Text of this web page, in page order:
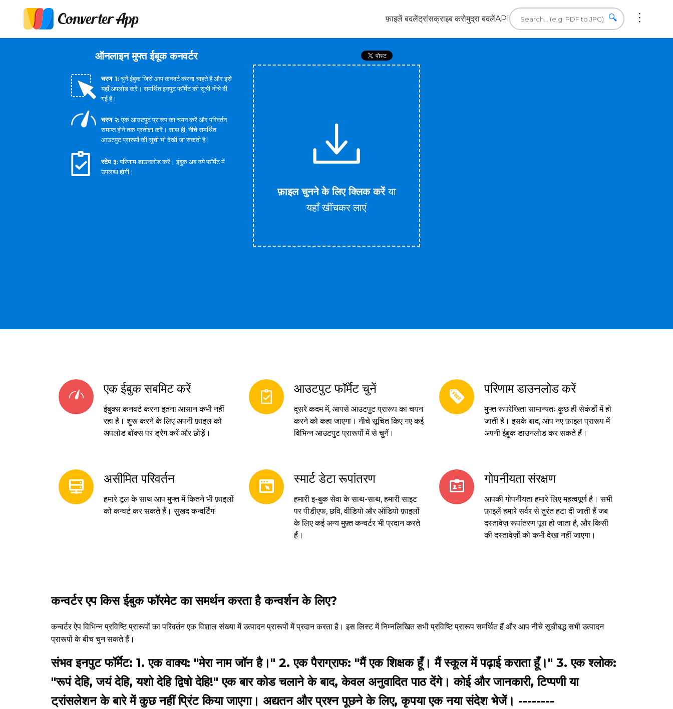
फ़ाइलें बदलेंट्रांसक्राइब करोमुद्रा बदलेंAPI 🔍
ऑनलाइन मुफ्त ईबूक कनवर्टर
चरण 1: चुनें ईबुक जिसे आप कनवर्ट करना चाहते हैं और इसे
यहाँ अपलोड करें। समर्थित इनपुट फॉर्मेट की सूची नीचे दी
गई है।
चरण २: एक आउटपुट प्रारूप का चयन करें और परिवर्तन
समाप्त होने तक प्रतीक्षा करें। साथ ही, नीचे समर्थित
आउटपुट प्रारूपों की सूची भी देखी जा सकती है।
स्टेप ३: परिणाम डाउनलोड करें। ईबुक अब नये फॉर्मेट में
उपलब्ध होगी।
फ़ाइल चुनने के लिए क्लिक करेंया
यहाँ खींचकर लाएं
एक ईबुक सबमिट करें
ईबुक्स कनवर्ट करना इतना आसान कभी नहीं
रहा है। शुरू करने के लिए अपनी फ़ाइल को
अपलोड बॉक्स पर ड्रैग करें और छोड़ें।
आउटपुट फॉर्मेट चुनें
दूसरे कदम में, आपसे आउटपुट प्रारूप का चयन
करने को कहा जाएगा। नीचे सूचित किए गए कई
विभिन्न आउटपुट प्रारूपों में से चुनें।
परिणाम डाउनलोड करें
मुफ्त रूपरेखिता सामान्यतः कुछ ही सेकंडों में हो
जाती है। इसके बाद, आप नए फ़ाइल प्रारूप में
अपनी ईबुक डाउनलोड कर सकते हैं।
असीमित परिवर्तन
हमारे टूल के साथ आप मुफ्त में कितने भी फ़ाइलों
को कन्वर्ट कर सकते हैं। सुखद कन्वर्टिंग!
स्मार्ट डेटा रूपांतरण
हमारी इ-बुक सेवा के साथ-साथ, हमारी साइट
पर पीडीएफ, छवि, वीडियो और ऑडियो फ़ाइलों
के लिए कई अन्य मुफ़्त कन्वर्टर भी प्रदान करते
हैं।
गोपनीयता संरक्षण
आपकी गोपनीयता हमारे लिए महत्वपूर्ण है। सभी
फ़ाइलें हमारे सर्वर से तुरंत हटा दी जाती हैं जब
दस्तावेज़ रूपांतरण पूरा हो जाता है, और किसी
की दस्तावेज़ों को कभी देखा नहीं जाएगा।
कन्वर्टर एप किस ईबुक फॉरमेट का समर्थन करता है कन्वर्शन के लिए?
कन्वर्टर ऐप विभिन्न प्रविष्टि प्रारूपों का परिवर्तन एक विशाल संख्या में उत्पादन प्रारूपों में प्रदान करता है। इस लिस्ट में निम्नलिखित सभी प्रविष्टि प्रारूप समर्थित हैं और आप नीचे सूचीबद्ध सभी उत्पादन
प्रारूपों के बीच चुन सकते हैं।
संभव इनपुट फॉर्मेट: 1. एक वाक्य: "मेरा नाम जॉन है।" 2. एक पैराग्राफ: "मैं एक शिक्षक हूँ। मैं स्कूल में पढ़ाई कराता हूँ।" 3. एक श्लोक:
"रूपं देहि, जयं देहि, यशो देहि द्विषो देहि!" एक बार कोड चलाने के बाद, केवल अनुवादित पाठ देंगे। कोई और जानकारी, टिप्पणी या
ट्रांसलेशन के बारे में कुछ नहीं प्रिंट किया जाएगा। अद्यतन और प्रश्न पूछने के लिए, कृपया एक नया संदेश भेजें। --------